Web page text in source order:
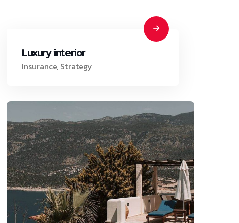
Luxury interior
Insurance, Strategy